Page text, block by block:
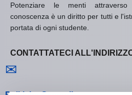
Potenziare le menti
conoscenza è un diritto per tutti e
portata di ogni studente.
CONTATTATECI
✉